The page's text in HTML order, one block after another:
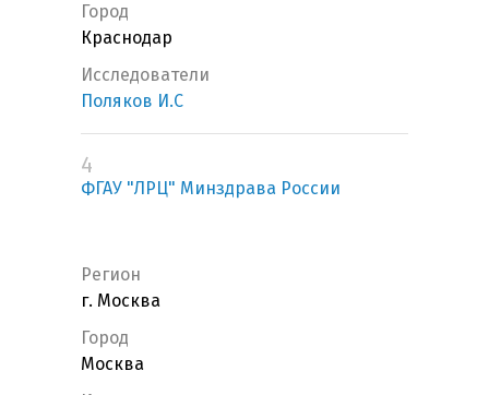
Город
Краснодар
Исследователи
Поляков И.С
4
ФГАУ "ЛРЦ" Минздрава России
Регион
г. Москва
Город
Москва